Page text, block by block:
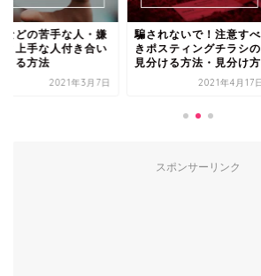
などの苦手な人・嫌
と上手な人付き合い
きる方法
2021年3月7日
騙されないで！注意すべ
きポスティングチラシの
見分ける方法・見分け方
2021年4月17日
スポンサーリンク